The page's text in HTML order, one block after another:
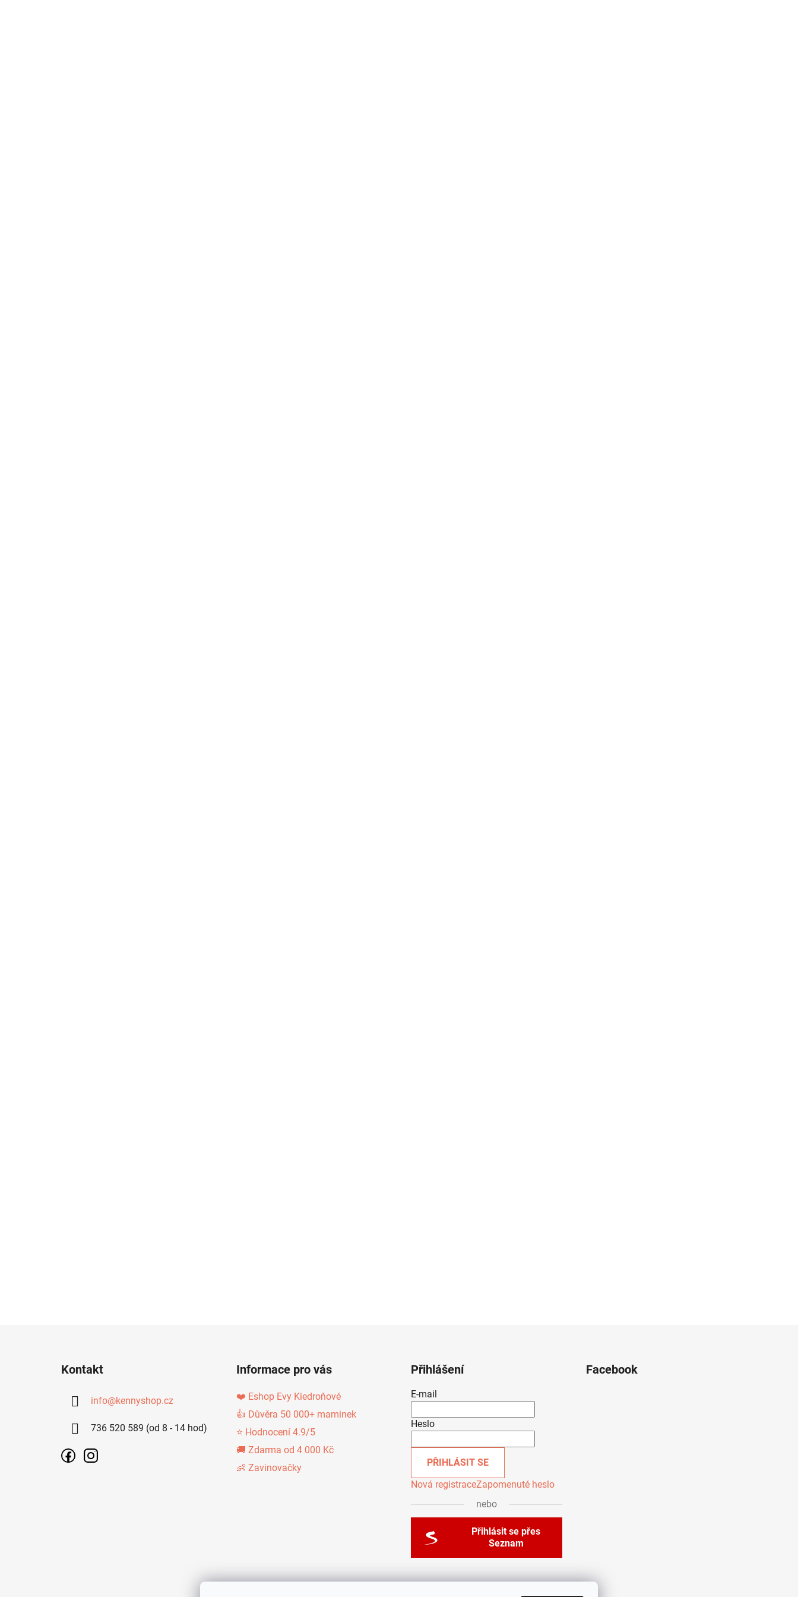
Kontakt
info@kennyshop.cz
736 520 589 (od 8 - 14 hod)
Informace pro vás
❤️ Eshop Evy Kiedroňové
👍 Důvěra 50 000+ maminek
⭐ Hodnocení 4.9/5
🚚 Zdarma od 4 000 Kč
👶 Zavinovačky
Přihlášení
E-mail
Heslo
PŘIHLÁSIT SE
Nová registraceZapomenuté heslo
nebo
Přihlásit se přes
Seznam
Facebook